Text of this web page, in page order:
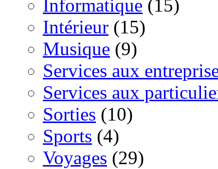
Informatique (15)
Intérieur (15)
Musique (9)
Services aux
Services aux
Sorties (10)
Sports (4)
Voyages (29)